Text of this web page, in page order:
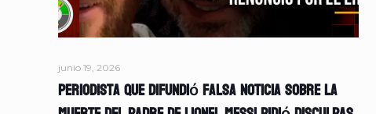
junio 19, 2026
Periodista que difundió falsa noticia sobre la